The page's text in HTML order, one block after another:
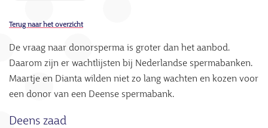
Terug naar het overzicht
De vraag naar donorsperma is groter dan het aanbod.
Daarom zijn er wachtlijsten bij Nederlandse spermabanken.
Maartje en Dianta wilden niet zo lang wachten en kozen voor
een donor van een Deense spermabank.
Deens zaad